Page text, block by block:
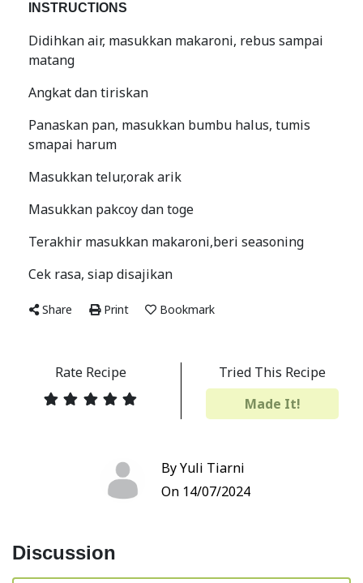
INSTRUCTIONS
Didihkan air, masukkan makaroni, rebus sampai
matang
Angkat dan tiriskan
Panaskan pan, masukkan bumbu halus, tumis
smapai harum
Masukkan telur,orak arik
Masukkan pakcoy dan toge
Terakhir masukkan makaroni,beri seasoning
Cek rasa, siap disajikan
Share Print Bookmark
Rate Recipe
Tried This Recipe
Made It!
By Yuli Tiarni
On 14/07/2024
Discussion